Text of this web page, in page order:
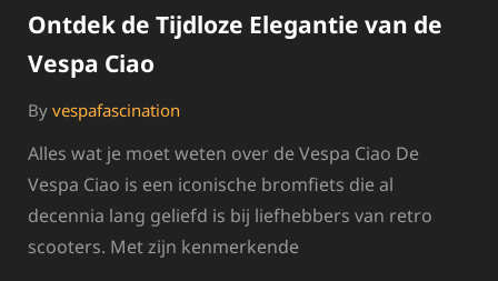
Ontdek de Tijdloze Elegantie van de
Vespa Ciao
By vespafascination
Alles wat je moet weten over de Vespa Ciao De
Vespa Ciao is een iconische bromfiets die al
decennia lang geliefd is bij liefhebbers van retro
scooters. Met zijn kenmerkende